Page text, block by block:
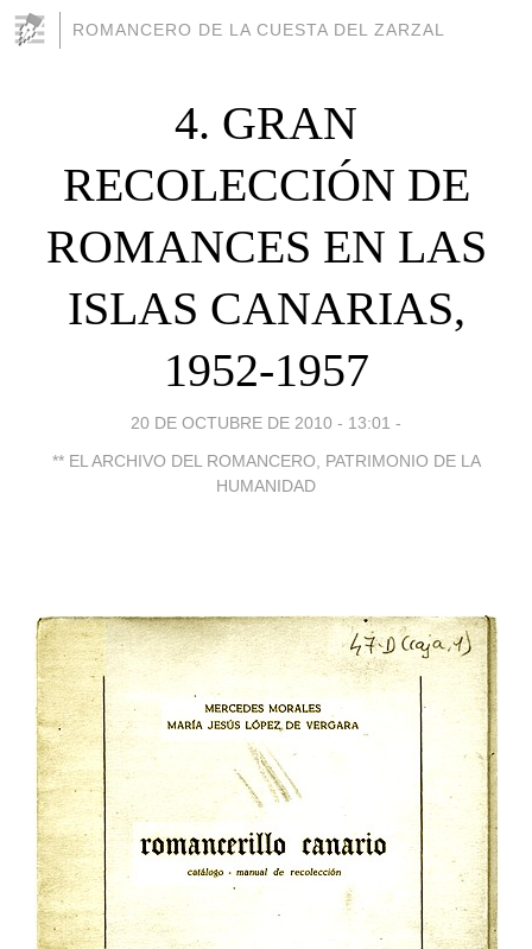
ROMANCERO DE LA CUESTA DEL ZARZAL
4. GRAN
RECOLECCIÓN DE
ROMANCES EN LAS
ISLAS CANARIAS,
1952-1957
20 DE OCTUBRE DE 2010 - 13:01 -
** EL ARCHIVO DEL ROMANCERO, PATRIMONIO DE LA
HUMANIDAD